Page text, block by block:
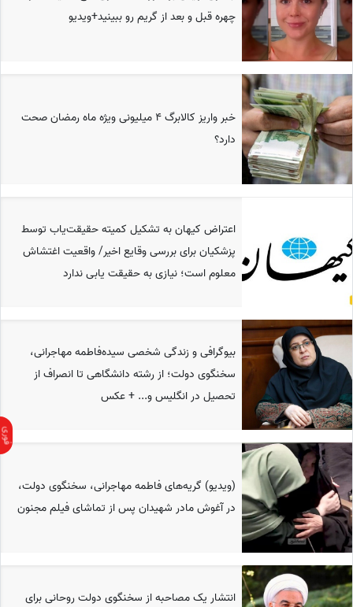
چهره قبل و بعد از گریم رو ببینید+ویدیو
خبر واریز کالابرگ 4 میلیونی ویژه ماه رمضان صحت
دارد؟
اعتراض کیهان به تشکیل کمیته حقیقت‌یاب توسط
پزشکیان برای بررسی وقایع اخیر/ واقعیت اغتشاش
معلوم است؛ نیازی به حقیقت یابی ندارد
بیوگرافی و زندگی شخصی سیده‌فاطمه مهاجرانی،
سخنگوی دولت؛ از رشته دانشگاهی تا انصراف از
تحصیل در انگلیس و... + عکس
(ویدیو) گریه‌های فاطمه مهاجرانی، سخنگوی دولت،
در آغوش مادر شهیدان پس از تماشای فیلم مجنون
انتشار یک مصاحبه از سخنگوی دولت روحانی برای